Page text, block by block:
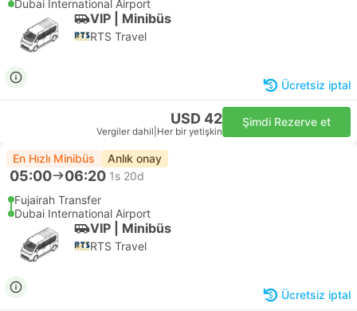
Dubai International Airport
VIP | Minibüs
RTS Travel
Ücretsiz iptal
USD 42
Vergiler dahil Her bir yetişkin
Şimdi Rezerve et
En Hızlı Minibüs Anlık onay
05:00 06:20 1s 20d
Fujairah Transfer
Dubai International Airport
VIP | Minibüs
RTS Travel
Ücretsiz iptal